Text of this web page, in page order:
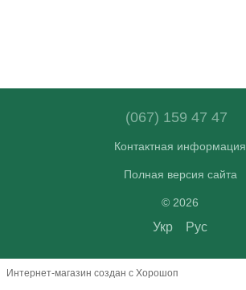
(067) 159 47 47
Контактная информация
Полная версия сайта
© 2026
Укр Рус
Интернет-магазин создан с Хорошоп